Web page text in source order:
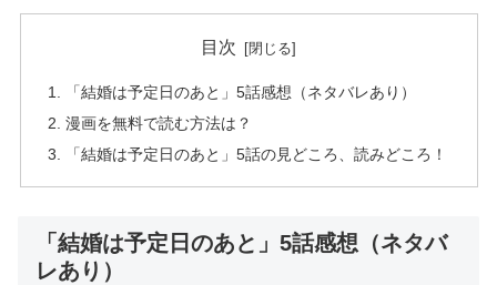
目次
「結婚は予定日のあと」5話感想（ネタバレあり）
漫画を無料で読む方法は？
「結婚は予定日のあと」5話の見どころ、読みどころ！
「結婚は予定日のあと」5話感想（ネタバ
レあり）